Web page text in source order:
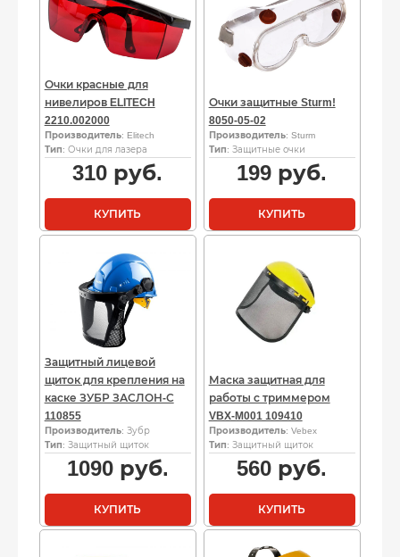
Очки красные для
нивелиров ELITECH
2210.002000
Производитель: Elitech
Тип: Очки для лазера
310 руб.
КУПИТЬ
Очки защитные Sturm!
8050-05-02
Производитель: Sturm
Тип: Защитные очки
199 руб.
КУПИТЬ
Защитный лицевой
щиток для крепления на
каске ЗУБР ЗАСЛОН-С
110855
Производитель: Зубр
Тип: Защитный щиток
1090руб.
КУПИТЬ
Маска защитная для
работы с триммером
VBX-M001 109410
Производитель: Vebex
Тип: Защитный щиток
560 руб.
КУПИТЬ